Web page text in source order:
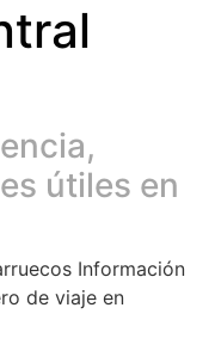
útiles en
Información
de viaje en